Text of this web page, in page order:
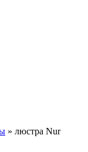
» люстра Nur